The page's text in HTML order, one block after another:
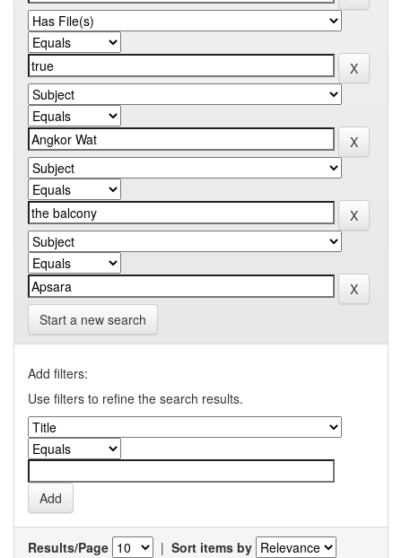
Start a new search
Add filters:
Use filters to refine the search results.
Results/Page | Sort items by